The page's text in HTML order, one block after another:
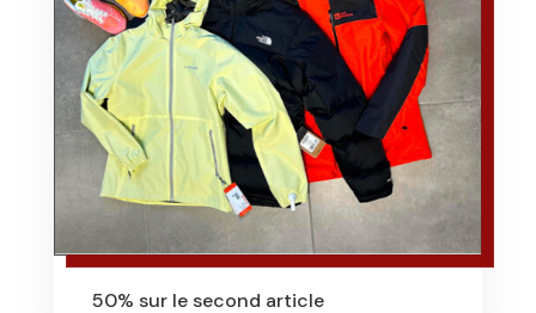
50% sur le second article